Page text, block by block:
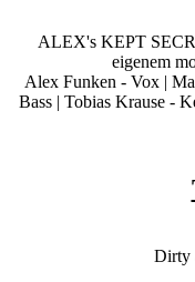
ALEX's KEPT
eigenem
Alex Funken - Vox |
Bass | Tobias Krause -
Dirty